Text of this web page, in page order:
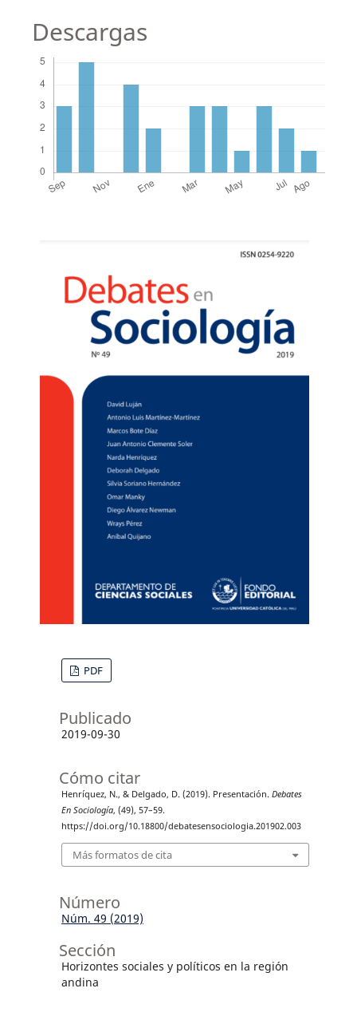
Descargas
PDF
Publicado
2019-09-30
Cómo citar
Henríquez, N., & Delgado, D. (2019). Presentación. Debates
En Sociología, (49), 57–59.
https://doi.org/10.18800/debatesensociologia.201902.003
Más formatos de cita
Número
Núm. 49 (2019)
Sección
Horizontes sociales y políticos en la región
andina